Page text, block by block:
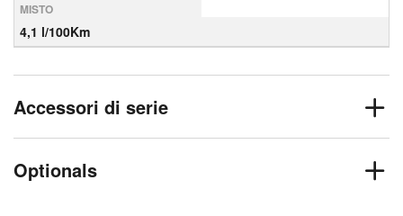
MISTO
4,1 l/100Km
Accessori di serie
Optionals